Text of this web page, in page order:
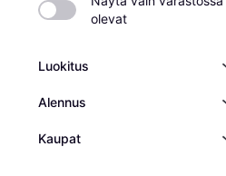
olevat
Luokitus
Alennus
Kaupat